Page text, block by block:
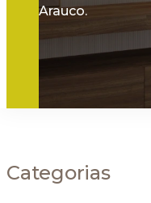
Arauco.
Categorias